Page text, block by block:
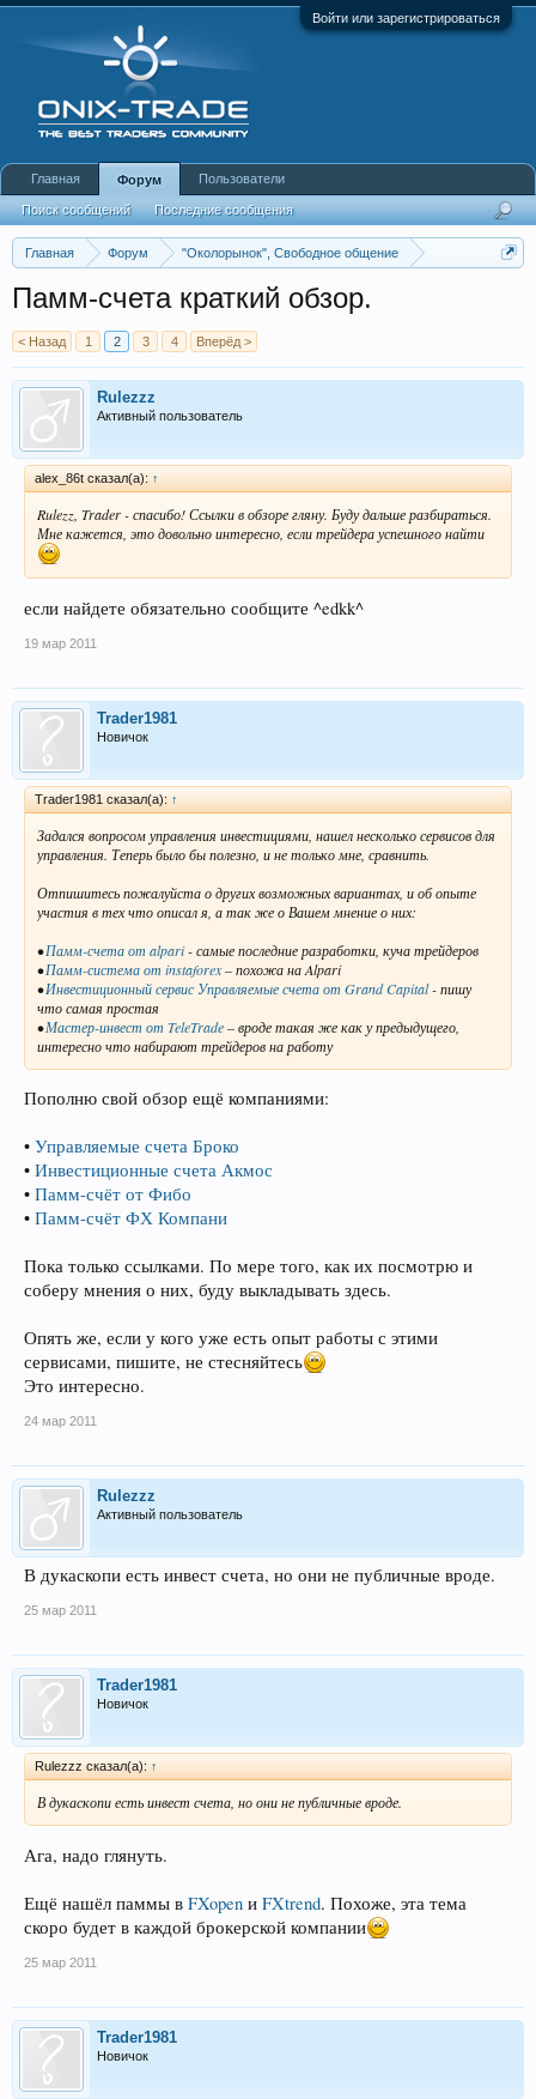
Войти или зарегистрироваться
Главная Форум
"Околорынок", Свободное общение
Памм-счета краткий обзор.
< Назад 1 2 3 4 Вперёд >
Rulezzz
Активный пользователь
alex_86t сказал(а): ↑
Rulezz, Trader - спасибо! Ссылки в обзоре гляну. Буду дальше разбираться.
Мне кажется, это довольно интересно, если трейдера успешного найти
если найдете обязательно сообщите ^edkk^
19 мар 2011
Trader1981
Новичок
Trader1981 сказал(а): ↑
Задался вопросом управления инвестициями, нашел несколько сервисов для
управления. Теперь было бы полезно, и не только мне, сравнить.
Отпишитесь пожалуйста о других возможных вариантах, и об опыте
участия в тех что описал я, а так же о Вашем мнение о них:
•Памм-счета от alpari- самые последние разработки, куча трейдеров
•Памм-система от instaforex– похожа на Alpari
•Инвестиционный сервис Управляемые счета от Grand Capital- пишу
что самая простая
•Мастер-инвест от TeleTrade– вроде такая же как у предыдущего,
интересно что набирают трейдеров на работу
Пополню свой обзор ещё компаниями:
• Управляемые счета Броко
• Инвестиционные счета Акмос
• Памм-счёт от Фибо
• Памм-счёт ФХ Компани
Пока только ссылками. По мере того, как их посмотрю и
соберу мнения о них, буду выкладывать здесь.
Опять же, если у кого уже есть опыт работы с этими
сервисами, пишите, не стесняйтесь
Это интересно.
24 мар 2011
Rulezzz
Активный пользователь
В дукаскопи есть инвест счета, но они не публичные вроде.
25 мар 2011
Trader1981
Новичок
Rulezzz сказал(а): ↑
В дукаскопи есть инвест счета, но они не публичные вроде.
Ага, надо глянуть.
Ещё нашёл паммы в FXopen и FXtrend. Похоже, эта тема
скоро будет в каждой брокерской компании
25 мар 2011
Trader1981
Новичок
Главная Форум
Поиск сообщений Последние сообщения
Пользователи